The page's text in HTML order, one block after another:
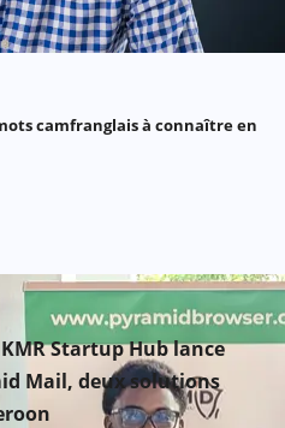
camfranglais à connaître en
Startup Hub lance
Mail, deux solutions